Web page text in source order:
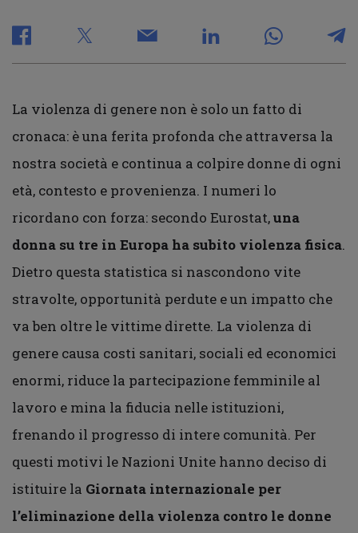
La violenza di genere non è solo un fatto di
cronaca: è una ferita profonda che attraversa la
nostra società e continua a colpire donne di ogni
età, contesto e provenienza. I numeri lo
ricordano con forza: secondo Eurostat,una
donna su tre in Europa ha subito violenza fisica.
Dietro questa statistica si nascondono vite
stravolte, opportunità perdute e un impatto che
va ben oltre le vittime dirette. La violenza di
genere causa costi sanitari, sociali ed economici
enormi, riduce la partecipazione femminile al
lavoro e mina la fiducia nelle istituzioni,
frenando il progresso di intere comunità. Per
questi motivi le Nazioni Unite hanno deciso di
istituire la Giornata internazionale per
l’eliminazione della violenza contro le donne